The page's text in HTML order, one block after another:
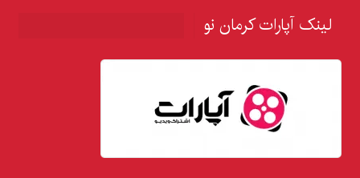
لینک آپارات کرمان نو